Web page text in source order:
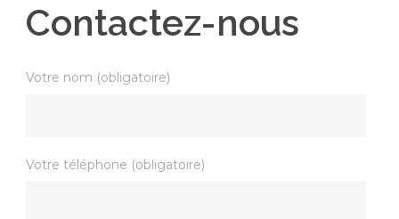
Contactez-nous
Votre nom (obligatoire)
Votre téléphone (obligatoire)